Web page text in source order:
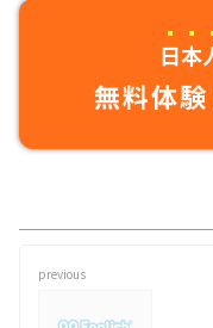
日本
無料体
previous